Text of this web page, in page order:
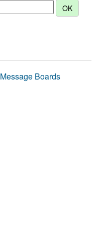
Message Boards